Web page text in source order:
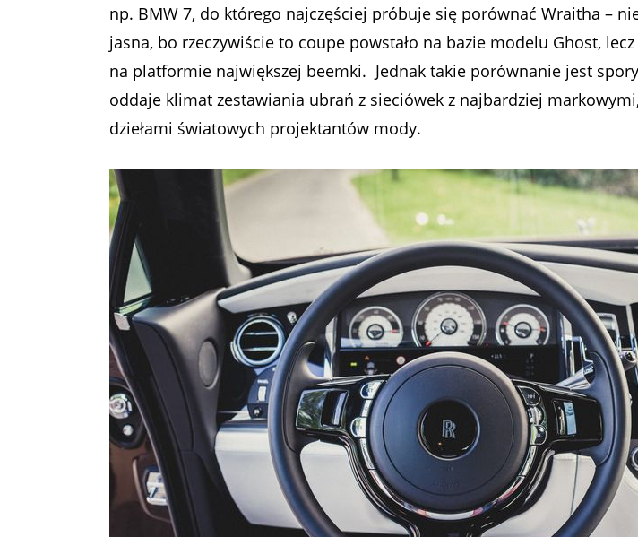
np. BMW 7, do którego najczęściej próbuje się porównać Wraitha –
jasna, bo rzeczywiście to coupe powstało na bazie modelu Ghost,
na platformie największej beemki. Jednak takie porównanie jest
oddaje klimat zestawiania ubrań z sieciówek z najbardziej
dziełami światowych projektantów mody.